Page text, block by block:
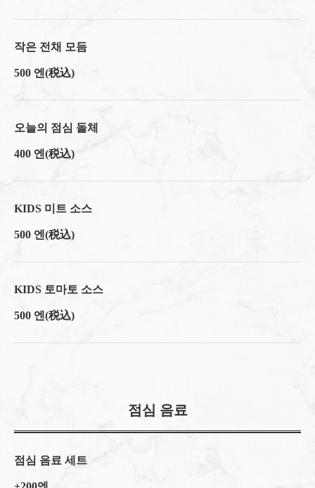
작은 전채 모듬
500 엔 (税込)
오늘의 점심 돌체
400 엔 (税込)
KIDS 미트 소스
500 엔 (税込)
KIDS 토마토 소스
500 엔 (税込)
점심 음료
점심 음료 세트
점심 | 肉とワインの隠れ家 209 ichimura
https://209ichimura-toyosu.owst.jp/lunches